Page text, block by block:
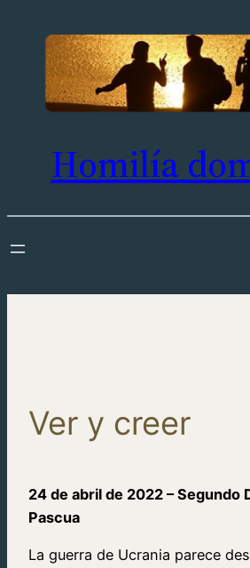
contenido
Homilía
Ver y creer
24 de abril de 2022 – Segundo
Pascua
La guerra de Ucrania parece